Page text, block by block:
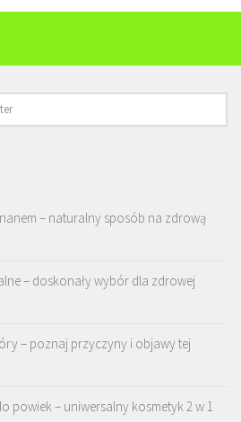
– naturalny sposób na zdrową
– doskonały wybór dla zdrowej
– poznaj przyczyny i objawy tej
powiek – uniwersalny kosmetyk 2 w 1